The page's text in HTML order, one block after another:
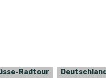
Radtour
Deutschland